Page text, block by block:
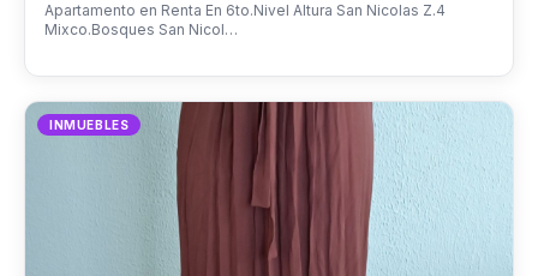
Apartamento en Renta En 6to.Nivel Altura San Nicolas Z.4
Mixco.Bosques San Nicol…
INMUEBLES